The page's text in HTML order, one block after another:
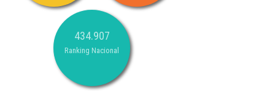
434.907
Ranking Nacional